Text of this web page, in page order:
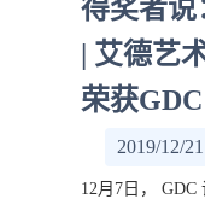
得奖者说
| 艾德艺
荣获
2019/12/
12月7日，